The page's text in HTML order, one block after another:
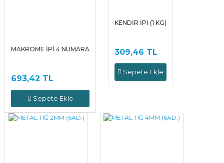
MAKROME İPİ 4 NUMARA
693,42 TL
Sepete Ekle
KENDİR İPİ (1 KG)
309,46 TL
Sepete Ekle